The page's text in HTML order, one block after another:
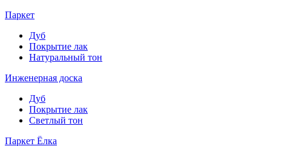
Паркет
Дуб
Покрытие лак
Натуральный тон
Инженерная доска
Дуб
Покрытие лак
Светлый тон
Паркет Ёлка